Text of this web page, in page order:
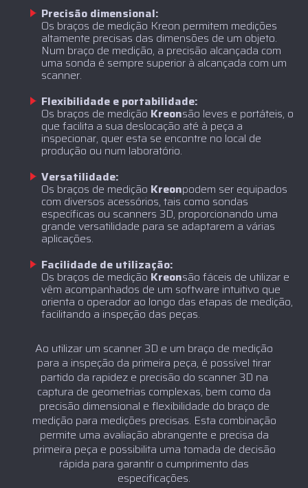
Precisão dimensional:
Os braços de medição Kreon permitem medições
altamente precisas das dimensões de um objeto.
Num braço de medição, a precisão alcançada com
uma sonda é sempre superior à alcançada com um
scanner.
Flexibilidade e portabilidade:
‍Os braços de medição Kreonsão leves e portáteis, o
que facilita a sua deslocação até à peça a
inspecionar, quer esta se encontre no local de
produção ou num laboratório.
Versatilidade:
‍Os braços de medição Kreonpodem ser equipados
com diversos acessórios, tais como sondas
específicas ou scanners 3D, proporcionando uma
grande versatilidade para se adaptarem a várias
aplicações.
Facilidade de utilização:
‍Os braços de medição Kreonsão fáceis de utilizar e
vêm acompanhados de um software intuitivo que
orienta o operador ao longo das etapas de medição,
facilitando a inspeção das peças.
Ao utilizar um scanner 3D e um braço de medição
para a inspeção da primeira peça, é possível tirar
partido da rapidez e precisão do scanner 3D na
captura de geometrias complexas, bem como da
precisão dimensional e flexibilidade do braço de
medição para medições precisas. Esta combinação
permite uma avaliação abrangente e precisa da
primeira peça e possibilita uma tomada de decisão
rápida para garantir o cumprimento das
especificações.